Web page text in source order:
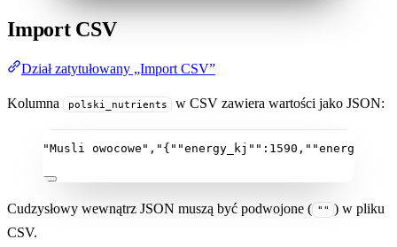
Import CSV
Dział zatytułowany „Import CSV”
Kolumna polski_nutrients w CSV zawiera wartości jako JSON:
"Musli owocowe",
Cudzysłowy wewnątrz JSON muszą być podwojone ( "" ) w pliku
CSV.